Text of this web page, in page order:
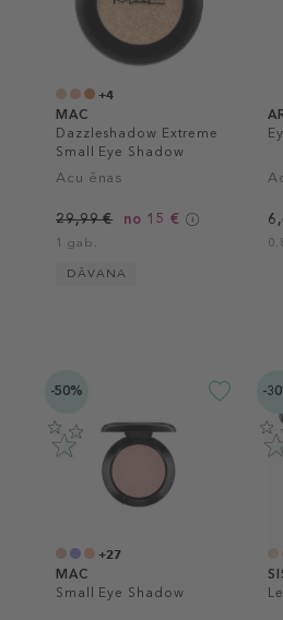
+4
MAC
Dazzleshadow Extreme
Small Eye Shadow
Acu ēnas
29,99 € no 15 €
1 gab.
DĀVANA
-50%
+27
MAC
Small Eye Shadow
-